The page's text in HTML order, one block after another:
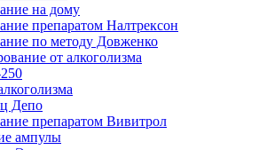
на дому
препаратом Налтрексон
по методу Довженко
от алкоголизма
Депо
препаратом Вивитрол
ампулы